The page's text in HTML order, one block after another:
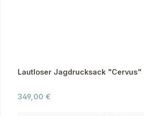
Lautloser Jagdrucksack "Cervus"
Regulärer Preis:
349,00 €